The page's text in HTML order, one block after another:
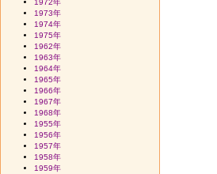
1972年
1973年
1974年
1975年
1962年
1963年
1964年
1965年
1966年
1967年
1968年
1955年
1956年
1957年
1958年
1959年